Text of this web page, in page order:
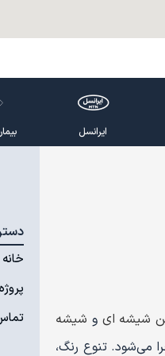
ایرانسل
شیشه ای و شیشه
می‌شود. تنوع رنگ،
خانه